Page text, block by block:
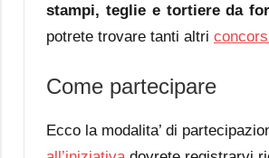
stampi, teglie e tortiere da
potrete trovare tanti altri
Come partecipare
Ecco la modalita’ di